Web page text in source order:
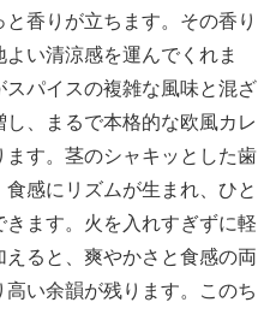
香りが立ちます。その香り
い清涼感を運んでくれま
パイスの複雑な風味と混ざ
、まるで本格的な欧風カレ
す。茎のシャキッとした歯
感にリズムが生まれ、ひと
ます。火を入れすぎずに軽
ると、爽やかさと食感の両
い余韻が残ります。このち